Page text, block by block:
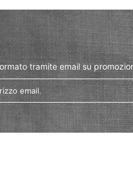
tramite email su